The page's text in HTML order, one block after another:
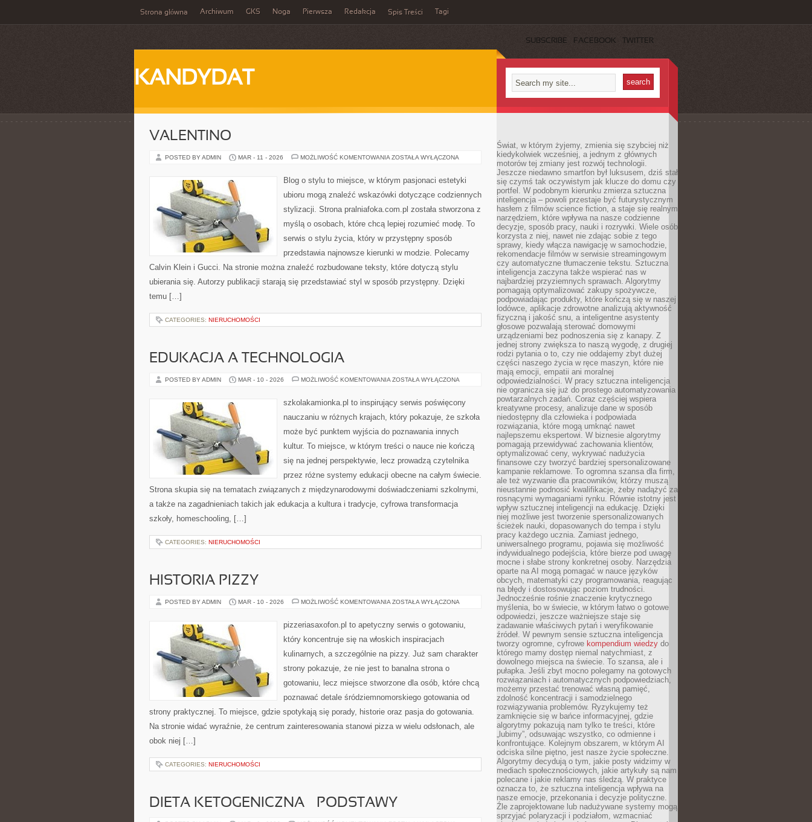
Strona główna Archiwum GKS Noga Pierwsza Redakcja Spis Treści Tagi
SUBSCRIBE FACEBOOK TWITTER
KANDYDAT
VALENTINO
POSTED BY ADMIN MAR - 11 - 2026 MOŻLIWOŚĆ KOMENTOWANIA VALENTINO
ZOSTAŁA WYŁĄCZONA
Blog o stylu to miejsce, w którym pasjonaci estetyki
ubioru mogą znaleźć wskazówki dotyczące codziennych
stylizacji. Strona pralniafoka.com.pl została stworzona z
myślą o osobach, które chcą lepiej rozumieć modę. To
serwis o stylu życia, który w przystępny sposób
przedstawia najnowsze kierunki w modzie. Polecamy
Calvin Klein i Gucci. Na stronie można znaleźć rozbudowane teksty, które dotyczą stylu
ubierania się. Autorzy publikacji starają się przedstawiać styl w sposób przystępny. Dzięki
temu […]
CATEGORIES: NIERUCHOMOŚCI
EDUKACJA A TECHNOLOGIA
POSTED BY ADMIN MAR - 10 - 2026 MOŻLIWOŚĆ KOMENTOWANIA EDUKACJA
ZOSTAŁA WYŁĄCZONA
szkolakamionka.pl to inspirujący serwis poświęcony
nauczaniu w różnych krajach, który pokazuje, że szkoła
może być punktem wyjścia do poznawania innych
kultur. To miejsce, w którym treści o nauce nie kończą
się na jednej perspektywie, lecz prowadzą czytelnika
przez różne systemy edukacji obecne na całym świecie.
Strona skupia się na tematach związanych z międzynarodowymi doświadczeniami szkolnymi,
a także na zagadnieniach takich jak edukacja a kultura i tradycje, cyfrowa transformacja
szkoły, homeschooling, […]
CATEGORIES: NIERUCHOMOŚCI
HISTORIA PIZZY
POSTED BY ADMIN MAR - 10 - 2026 MOŻLIWOŚĆ KOMENTOWANIA HISTORIA
ZOSTAŁA WYŁĄCZONA
pizzeriasaxofon.pl to apetyczny serwis o gotowaniu,
który koncentruje się na włoskich inspiracjach
kulinarnych, a szczególnie na pizzy. Już sam charakter
strony pokazuje, że nie jest to banalna strona o
gotowaniu, lecz miejsce stworzone dla osób, które chcą
poznawać detale śródziemnomorskiego gotowania od
strony praktycznej. To miejsce, gdzie spotykają się porady, historie oraz pasja do gotowania.
Na stronie widać wyraźnie, że centrum zainteresowania stanowi pizza w wielu odsłonach, ale
obok niej […]
CATEGORIES: NIERUCHOMOŚCI
DIETA KETOGENICZNA – PODSTAWY
Świat, w którym żyjemy, zmienia się szybciej niż
kiedykolwiek wcześniej, a jednym z głównych
motorów tej zmiany jest rozwój technologii.
Jeszcze niedawno smartfon był luksusem, dziś stał
się czymś tak oczywistym jak klucze do domu czy
portfel. W podobnym kierunku zmierza sztuczna
inteligencja – powoli przestaje być futurystycznym
hasłem z filmów science fiction, a staje się realnym
narzędziem, które wpływa na nasze codzienne
decyzje, sposób pracy, nauki i rozrywki. Wiele osób
korzysta z niej, nawet nie zdając sobie z tego
sprawy, kiedy włącza nawigację w samochodzie,
rekomendacje filmów w serwisie streamingowym
czy automatyczne tłumaczenie tekstu. Sztuczna
inteligencja zaczyna także wspierać nas w
najbardziej przyziemnych sprawach. Algorytmy
pomagają optymalizować zakupy spożywcze,
podpowiadając produkty, które kończą się w naszej
lodówce, aplikacje zdrowotne analizują aktywność
fizyczną i jakość snu, a inteligentne asystenty
głosowe pozwalają sterować domowymi
urządzeniami bez podnoszenia się z kanapy. Z
jednej strony zwiększa to naszą wygodę, z drugiej
rodzi pytania o to, czy nie oddajemy zbyt dużej
części naszego życia w ręce maszyn, które nie
mają emocji, empatii ani moralnej
odpowiedzialności. W pracy sztuczna inteligencja
nie ogranicza się już do prostego automatyzowania
powtarzalnych zadań. Coraz częściej wspiera
kreatywne procesy, analizuje dane w sposób
niedostępny dla człowieka i podpowiada
rozwiązania, które mogą umknąć nawet
najlepszemu ekspertowi. W biznesie algorytmy
pomagają przewidywać zachowania klientów,
optymalizować ceny, wykrywać nadużycia
finansowe czy tworzyć bardziej spersonalizowane
kampanie reklamowe. To ogromna szansa dla firm,
ale też wyzwanie dla pracowników, którzy muszą
nieustannie podnosić kwalifikacje, żeby nadążyć za
rosnącymi wymaganiami rynku. Równie istotny jest
wpływ sztucznej inteligencji na edukację. Dzięki
niej możliwe jest tworzenie spersonalizowanych
ścieżek nauki, dopasowanych do tempa i stylu
pracy każdego ucznia. Zamiast jednego,
uniwersalnego programu, pojawia się możliwość
indywidualnego podejścia, które bierze pod uwagę
mocne i słabe strony konkretnej osoby. Narzędzia
oparte na AI mogą pomagać w nauce języków
obcych, matematyki czy programowania, reagując
na błędy i dostosowując poziom trudności.
Jednocześnie rośnie znaczenie krytycznego
myślenia, bo w świecie, w którym łatwo o gotowe
odpowiedzi, jeszcze ważniejsze staje się
zadawanie właściwych pytań i weryfikowanie
źródeł. W pewnym sensie sztuczna inteligencja
tworzy ogromne, cyfrowe kompendium wiedzy do
którego mamy dostęp niemal natychmiast, z
dowolnego miejsca na świecie. To szansa, ale i
pułapka. Jeśli zbyt mocno polegamy na gotowych
rozwiązaniach i automatycznych podpowiedziach,
możemy przestać trenować własną pamięć,
zdolność koncentracji i samodzielnego
rozwiązywania problemów. Ryzykujemy też
zamknięcie się w bańce informacyjnej, gdzie
algorytmy pokazują nam tylko te treści, które
„lubimy”, odsuwając wszystko, co odmienne i
konfrontujące. Kolejnym obszarem, w którym AI
odciska silne piętno, jest nasze życie społeczne.
Algorytmy decydują o tym, jakie posty widzimy w
mediach społecznościowych, jakie artykuły są nam
polecane i jakie reklamy nas śledzą. W praktyce
oznacza to, że sztuczna inteligencja wpływa na
nasze emocje, przekonania i decyzje polityczne.
Źle zaprojektowane lub nadużywane systemy mogą
sprzyjać polaryzacji i podziałom, wzmacniać